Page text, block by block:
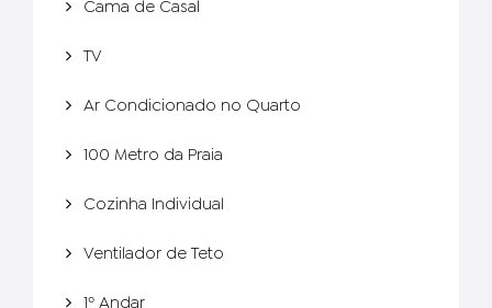
Cama de Casal
TV
Ar Condicionado no Quarto
100 Metro da Praia
Cozinha Individual
Ventilador de Teto
1º Andar